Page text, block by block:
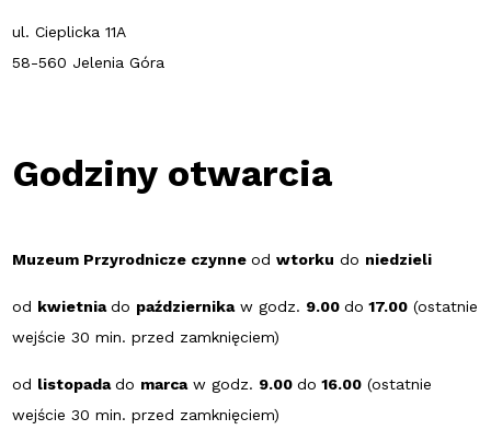
ul. Cieplicka 11A
58-560 Jelenia Góra
Godziny otwarcia
Muzeum Przyrodnicze czynneodwtorku do niedzieli
od kwietniado październikaw godz. 9.00do 17.00 (ostatnie
wejście 30 min. przed zamknięciem)
od listopadado marcaw godz. 9.00do 16.00 (ostatnie
wejście 30 min. przed zamknięciem)